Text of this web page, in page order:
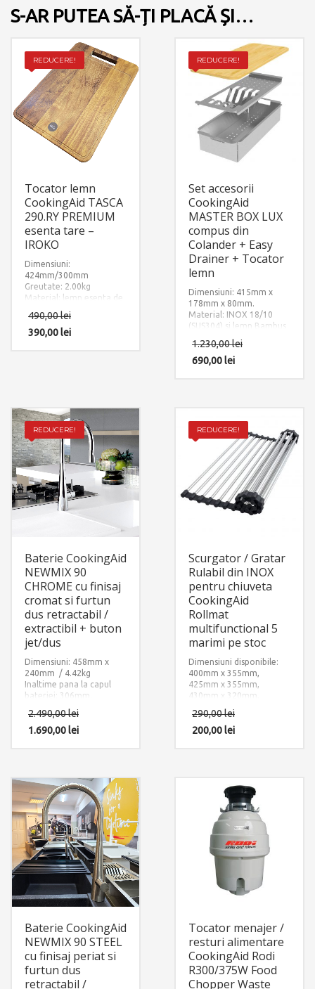
S-AR PUTEA SĂ-ȚI PLACĂ ȘI…
REDUCERE!
Tocator lemn
CookingAid TASCA
290.RY PREMIUM
esenta tare –
IROKO
Dimensiuni:
424mm/300mm
Greutate: 2.00kg
Material: lemn esenta de
490,00lei
390,00lei
REDUCERE!
Set accesorii
CookingAid
MASTER BOX LUX
compus din
Colander + Easy
Drainer + Tocator
lemn
Dimensiuni: 415mm x
178mm x 80mm.
Material: INOX 18/10
(SUS304) si lemn Bambus
1.230,00lei
690,00lei
REDUCERE!
Baterie CookingAid
NEWMIX 90
CHROME cu finisaj
cromat si furtun
dus retractabil /
extractibil + buton
jet/dus
Dimensiuni: 458mm x
240mm / 4.42kg
Inaltime pana la capul
bateriei: 306mm.
Accesorii instalare
incluse: 2 x furtun
alimentare apa
2.490,00lei
1.690,00lei
REDUCERE!
Scurgator / Gratar
Rulabil din INOX
pentru chiuveta
CookingAid
Rollmat
multifunctional 5
marimi pe stoc
Dimensiuni disponibile:
400mm x 355mm,
425mm x 355mm,
430mm x 320mm,
440mm x 355mm,
500mm x 355mm
Material: INOX + Silicon
290,00lei
200,00lei
Baterie CookingAid
NEWMIX 90 STEEL
cu finisaj periat si
furtun dus
retractabil /
Tocator menajer /
resturi alimentare
CookingAid Rodi
R300/375W Food
Chopper Waste